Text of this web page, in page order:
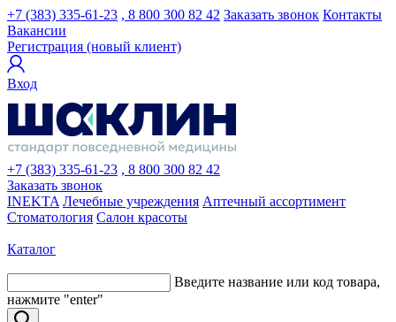
+7 (383) 335-61-23 , 8 800 300 82 42 Заказать звонок Контакты
Вакансии
Регистрация (новый клиент)
Вход
+7 (383) 335-61-23 , 8 800 300 82 42
Заказать звонок
INEKTA Лечебные учреждения Аптечный ассортимент
Стоматология Салон красоты
Каталог
Введите название или код товара,
нажмите "enter"